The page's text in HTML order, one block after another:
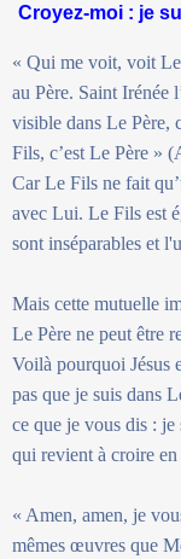
Croyez-moi : je
« Qui me voit, voit Le
au Père. Saint Irénée
visible dans Le Père,
Fils, c’est Le Père »
Car Le Fils ne fait
avec Lui. Le Fils est
sont inséparables et
Mais cette mutuelle
Le Père ne peut être
Voilà pourquoi Jésus
pas que je suis dans
ce que je vous dis :
qui revient à croire
« Amen, amen, je
mêmes œuvres que